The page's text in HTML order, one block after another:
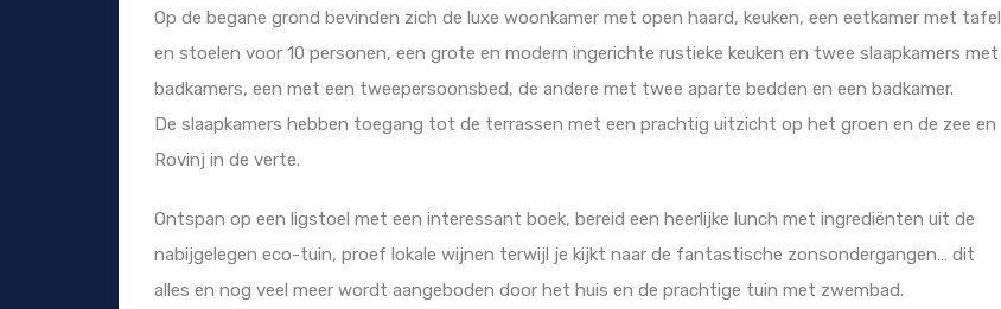
Op de begane grond bevinden zich de luxe woonkamer met open haard, keuken, een eetkamer met tafel
en stoelen voor 10 personen, een grote en modern ingerichte rustieke keuken en twee slaapkamers met
badkamers, een met een tweepersoonsbed, de andere met twee aparte bedden en een badkamer.
De slaapkamers hebben toegang tot de terrassen met een prachtig uitzicht op het groen en de zee en
Rovinj in de verte.
Ontspan op een ligstoel met een interessant boek, bereid een heerlijke lunch met ingrediënten uit de
nabijgelegen eco-tuin, proef lokale wijnen terwijl je kijkt naar de fantastische zonsondergangen… dit
alles en nog veel meer wordt aangeboden door het huis en de prachtige tuin met zwembad.